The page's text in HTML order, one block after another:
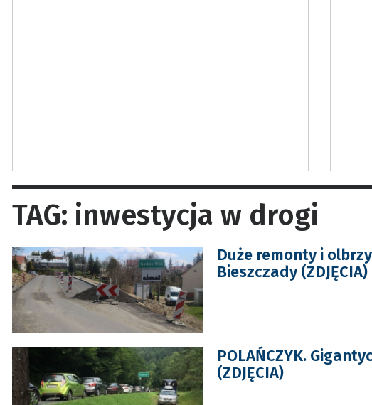
TAG: inwestycja w drogi
Duże remonty i
Bieszczady (ZDJĘCIA)
POLAŃCZYK.
(ZDJĘCIA)